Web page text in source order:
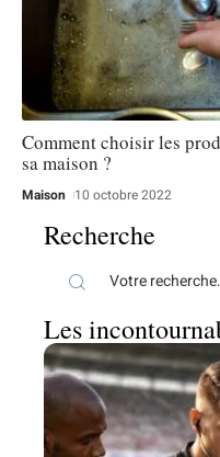
Comment choisir les
sa maison ?
Maison 10 octobre 2022
Recherche
Les